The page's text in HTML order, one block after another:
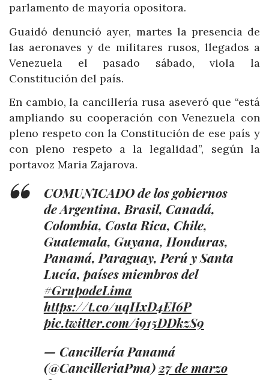
parlamento de mayoría opositora.
Guaidó denunció ayer, martes la presencia de
las aeronaves y de militares rusos, llegados a
Venezuela el pasado sábado, viola la
Constitución del país.
En cambio, la cancillería rusa aseveró que “está
ampliando su cooperación con Venezuela con
pleno respeto con la Constitución de ese país y
con pleno respeto a la legalidad”, según la
portavoz Maria Zajarova.
COMUNICADO de los gobiernos
de Argentina, Brasil, Canadá,
Colombia, Costa Rica, Chile,
Guatemala, Guyana, Honduras,
Panamá, Paraguay, Perú y Santa
Lucía, países miembros del
#GrupodeLima
https://t.co/uqHxD4EI6P
pic.twitter.com/i915DDkzS9
— Cancillería Panamá
(@CancilleriaPma)27 de marzo